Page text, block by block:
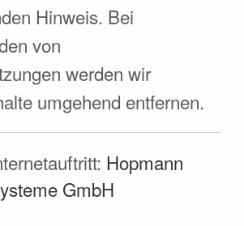
Hinweis. Bei
von
werden wir
umgehend entfernen.
Hopmann
GmbH